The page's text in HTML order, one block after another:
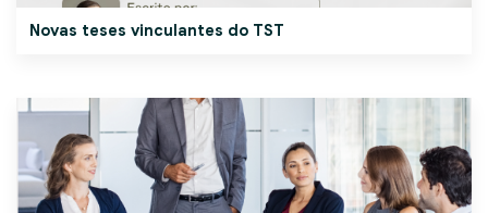
Novas teses vinculantes do TST